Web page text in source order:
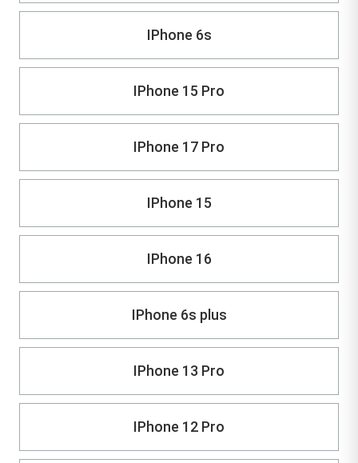
IPhone 6s
IPhone 15 Pro
IPhone 17 Pro
IPhone 15
IPhone 16
IPhone 6s plus
IPhone 13 Pro
IPhone 12 Pro